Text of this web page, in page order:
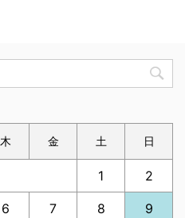
木 金 土 日
1 2
6 7 8 9